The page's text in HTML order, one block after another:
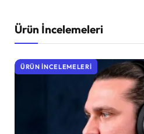
Ürün İncelemeleri
ÜRÜN İNCELEMELERI